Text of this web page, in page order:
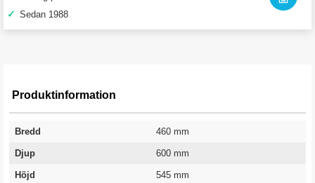
✓ Sedan 1988
Produktinformation
Bredd 460 mm
Djup 600 mm
Höjd
545 mm